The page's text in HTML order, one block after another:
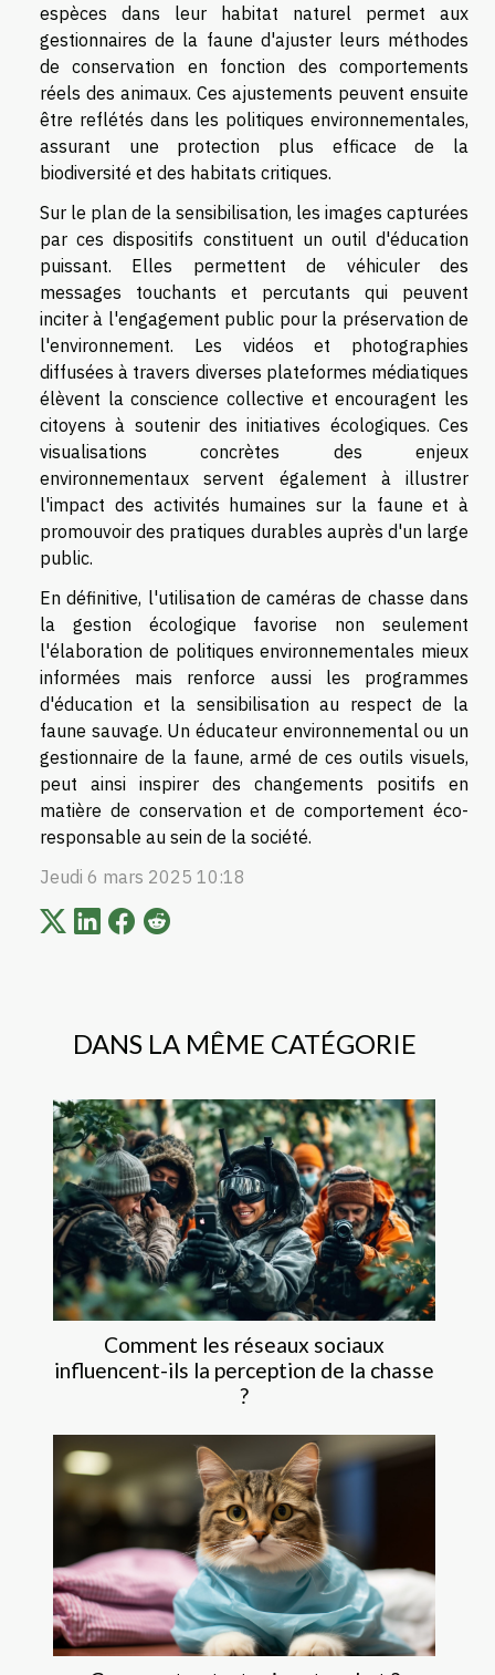
DANS LA MÊME CATÉGORIE
Comment les réseaux sociaux
influencent-ils la perception de la chasse
?
espèces dans leur habitat naturel permet aux
gestionnaires de la faune d'ajuster leurs méthodes
de conservation en fonction des comportements
réels des animaux. Ces ajustements peuvent ensuite
être reflétés dans les politiques environnementales,
assurant une protection plus efficace de la
biodiversité et des habitats critiques.
Sur le plan de la sensibilisation, les images capturées
par ces dispositifs constituent un outil d'éducation
puissant. Elles permettent de véhiculer des
messages touchants et percutants qui peuvent
inciter à l'engagement public pour la préservation de
l'environnement. Les vidéos et photographies
diffusées à travers diverses plateformes médiatiques
élèvent la conscience collective et encouragent les
citoyens à soutenir des initiatives écologiques. Ces
visualisations concrètes des enjeux
environnementaux servent également à illustrer
l'impact des activités humaines sur la faune et à
promouvoir des pratiques durables auprès d'un large
public.
En définitive, l'utilisation de caméras de chasse dans
la gestion écologique favorise non seulement
l'élaboration de politiques environnementales mieux
informées mais renforce aussi les programmes
d'éducation et la sensibilisation au respect de la
faune sauvage. Un éducateur environnemental ou un
gestionnaire de la faune, armé de ces outils visuels,
peut ainsi inspirer des changements positifs en
matière de conservation et de comportement éco-
responsable au sein de la société.
Jeudi 6 mars 2025 10:18